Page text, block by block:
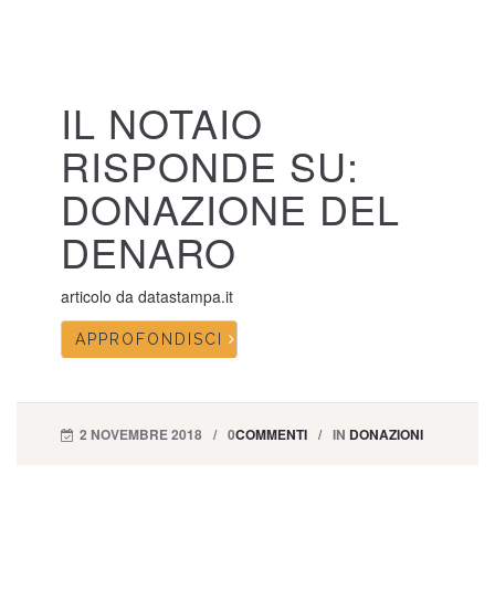
IL NOTAIO
RISPONDE SU:
DONAZIONE DEL
DENARO
articolo da datastampa.it
APPROFONDISCI
2 NOVEMBRE 2018 0COMMENTI IN DONAZIONI